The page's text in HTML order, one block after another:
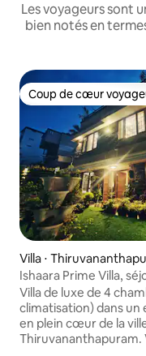
Les voyageurs sont
bien notés en
Coup de cœur
Coup de cœur
Villa ⋅
Ishaara Prime Villa,
l'habitant au centre-
Villa de luxe de 4
climatisation) dans
en plein cœur de la
Thiruvananthapuram.